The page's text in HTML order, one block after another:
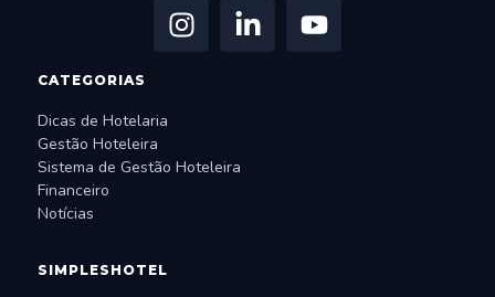
CATEGORIAS
Dicas de Hotelaria
Gestão Hoteleira
Sistema de Gestão Hoteleira
Financeiro
Notícias
SIMPLESHOTEL